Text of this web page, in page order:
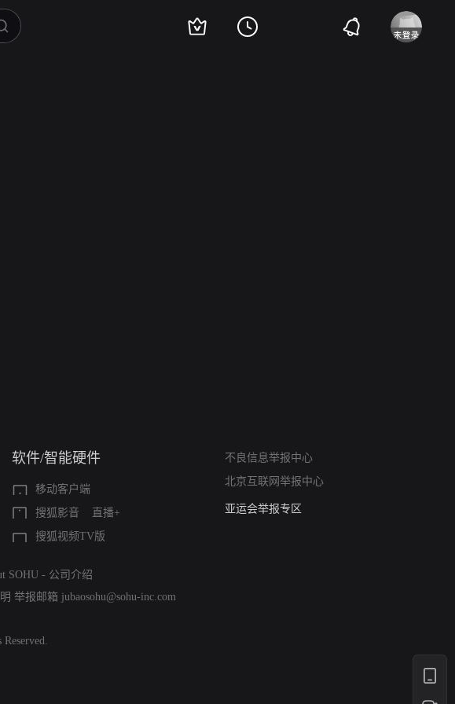
软件/智能硬件
移动客户端
搜狐影音
直播+
搜狐视频TV版
不良信息举报中心
北京互联网举报中心
算法推荐专项举报
亚运会举报专区
SOHU - 公司介绍
举报邮箱 jubaosohu@sohu-inc.com